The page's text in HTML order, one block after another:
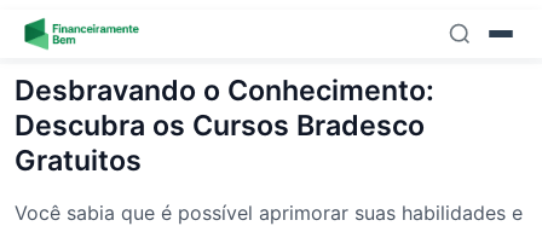
Skip to content
Desbravando o Conhecimento:
Descubra os Cursos Bradesco
Gratuitos
Você sabia que é possível aprimorar suas habilidades e